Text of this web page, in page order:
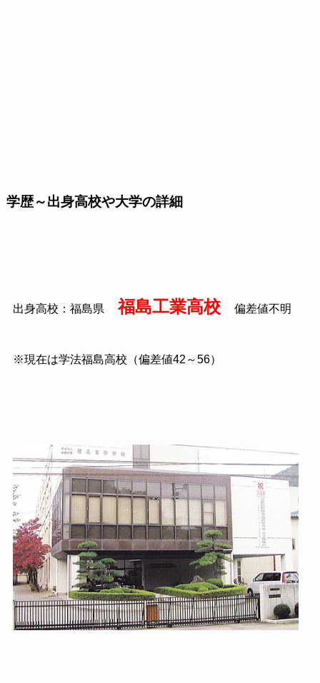
学歴～出身高校や大学の詳細
出身高校：福島県 福島工業高校 偏差値不明
※現在は学法福島高校（偏差値42 ～56）